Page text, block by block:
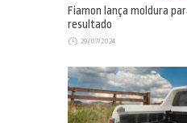
Fiamon lança moldura
resultado
29/07/2024